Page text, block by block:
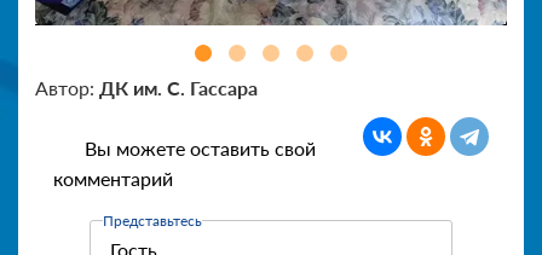
Автор: ДК им. С. Гассара
Вы можете оставить свой
комментарий
Представьтесь